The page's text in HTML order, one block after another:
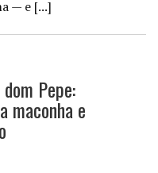
— e [...]
Pepe:
maconha e